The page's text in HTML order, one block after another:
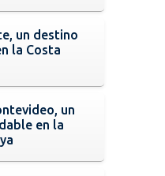
un destino
la Costa
un
en la